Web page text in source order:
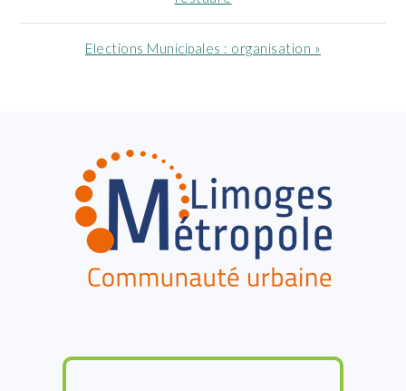
:
Article
Elections Municipales : organisation »